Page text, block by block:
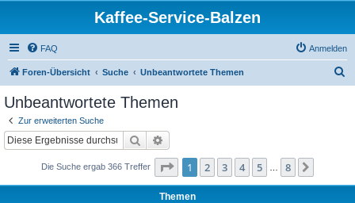
Kaffee-Service-Balzen
FAQ Anmelden
Foren-Übersicht Suche Unbeantwortete Themen
Unbeantwortete Themen
Zur erweiterten Suche
Suche
Die Suche ergab 366 Treffer Seite 1von
1 2 3 4 5 8
Themen